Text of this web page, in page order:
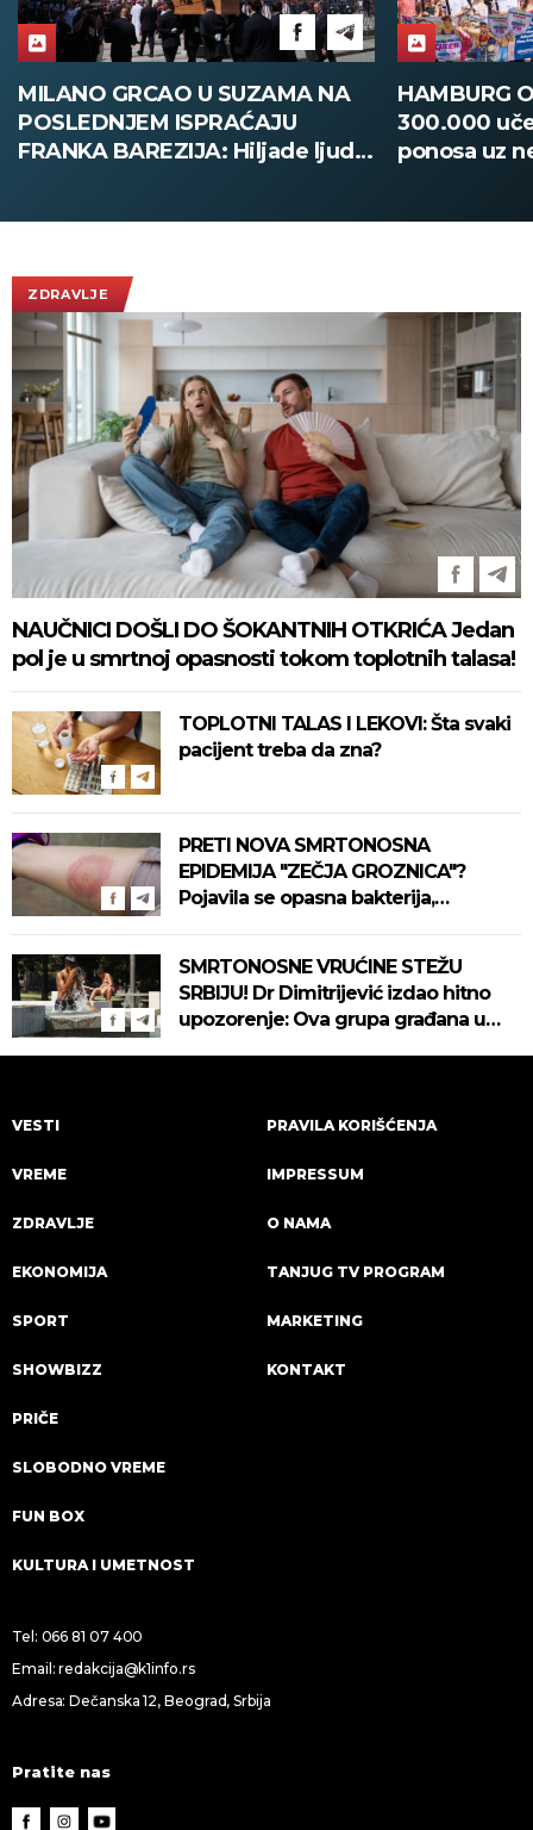
HAMBURG OBORIO REKORD:
300.000 učesnika na Paradi
ponosa uz neviđene mere
DAČIĆ
pomoć u
ZDRAVLJE
NAUČNICI DOŠLI DO ŠOKANTNIH OTKRIĆA Jedan
pol je u smrtnoj opasnosti tokom toplotnih talasa!
TOPLOTNI TALAS I LEKOVI: Šta svaki
pacijent treba da zna?
PRETI NOVA SMRTONOSNA
EPIDEMIJA "ZEČJA GROZNICA"?
Pojavila se opasna bakterija,
SMRTONOSNE VRUĆINE STEŽU
SRBIJU! Dr Dimitrijević izdao hitno
upozorenje: Ova grupa građana u
VESTI
VREME
ZDRAVLJE
EKONOMIJA
SPORT
SHOWBIZZ
PRIČE
SLOBODNO VREME
FUN BOX
KULTURA I UMETNOST
PRAVILA KORIŠĆENJA
IMPRESSUM
O NAMA
TANJUG TV PROGRAM
MARKETING
KONTAKT
Tel: 066 81 07 400
Email:redakcija@k1info.rs
Adresa: Dečanska 12, Beograd, Srbija
Pratite nas